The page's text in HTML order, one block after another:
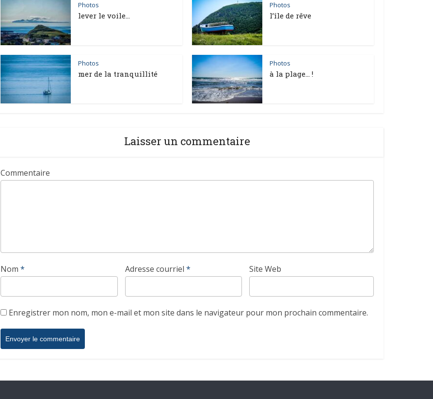
Photos
lever le voile…
Photos
l’île de rêve
Photos
mer de la tranquillité
Photos
à la plage… !
Laisser un commentaire
Commentaire
Nom * Adresse courriel * Site Web
Enregistrer mon nom, mon e-mail et mon site dans le navigateur pour mon prochain commentaire.